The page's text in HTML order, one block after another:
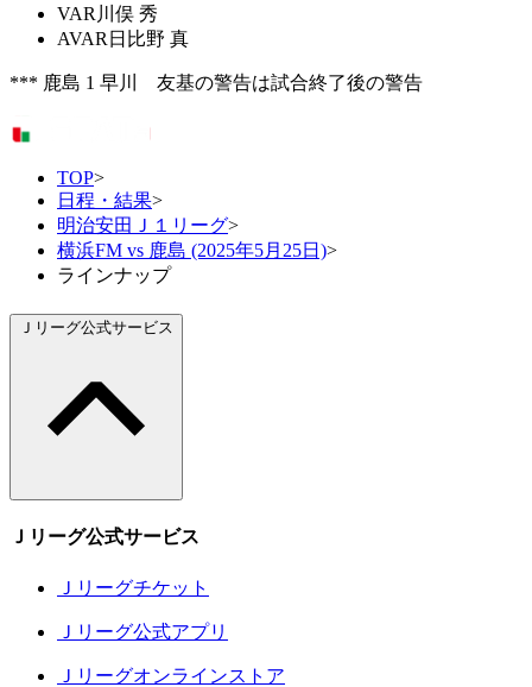
VAR 川俣 秀
AVAR 日比野 真
*** 鹿島 1 早川 友基の警告は試合終了後の警告
TOP>
日程・結果>
明治安田Ｊ１リーグ>
横浜FM vs 鹿島 (2025年5月25日)>
ラインナップ
Ｊリーグ公式サービス
Ｊリーグ公式サービス
Ｊリーグチケット
Ｊリーグ公式アプリ
Ｊリーグオンラインストア